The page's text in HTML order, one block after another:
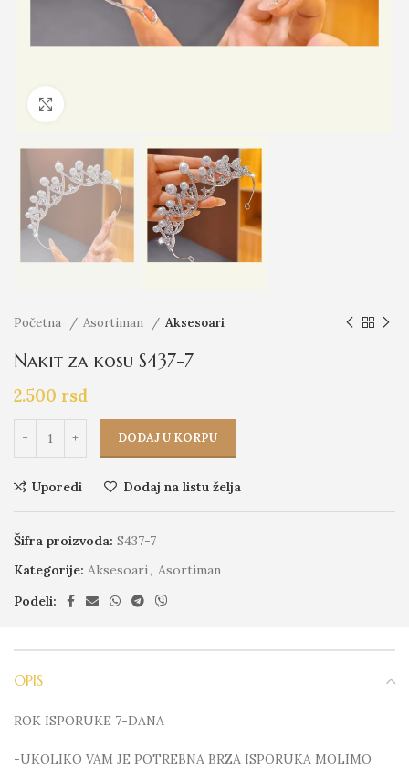
Početna Asortiman Aksesoari
Nakit za kosu S437-7
2.500 rsd
DODAJ U KORPU
Uporedi Dodaj na listu želja
Šifra proizvoda: S437-7
Kategorije: Aksesoari, Asortiman
Podeli:
OPIS
ROK ISPORUKE 7-DANA
-UKOLIKO VAM JE POTREBNA BRZA ISPORUKA MOLIMO